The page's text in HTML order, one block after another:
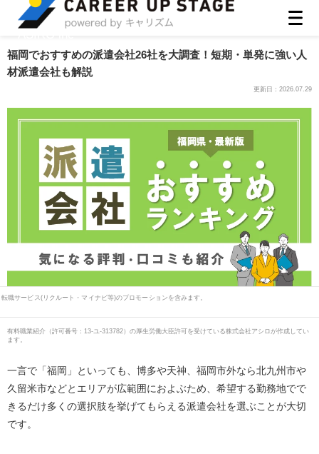
福岡でおすすめの派遣会社26社を大調査！短期・単発に強い人
材派遣会社も解説
更新日：2026.07.29
転職サービス(リクルート・マイナビ等)のプロモーションを含みます。
有料職業紹介（許可番号：13-ユ-313782）の厚生労働大臣許可を受けている株式会社アシロが作成してい
ます。
一言で「福岡」といっても、博多や天神、福岡市外なら北九州市や
久留米市などとエリアが広範囲におよぶため、希望する勤務地でで
きるだけ多くの選択肢を挙げてもらえる派遣会社を選ぶことが大切
です。